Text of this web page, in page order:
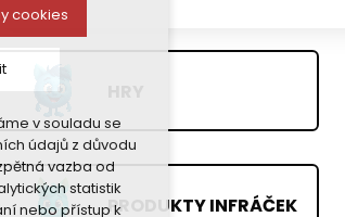
cookies
jazyka, apod.
v souladu se
údajů z důvodu
vazba od
statistik
nebo přístup kPRODUKTY INFRÁČEK